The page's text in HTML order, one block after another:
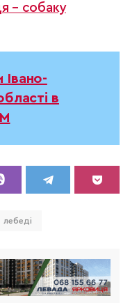
– собаку
Івано-
в
лебеді